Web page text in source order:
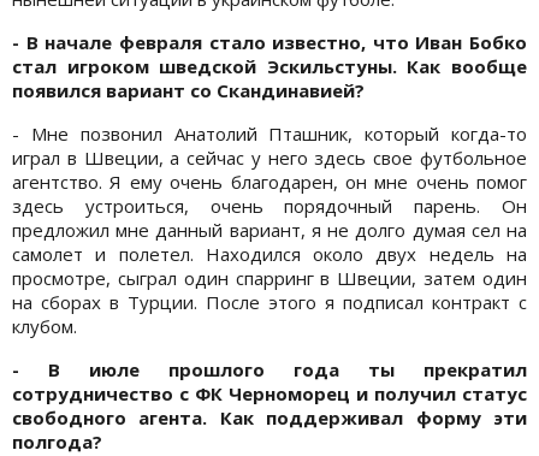
- В начале февраля стало известно, что Иван Бобко
стал игроком шведской Эскильстуны. Как вообще
появился вариант со Скандинавией?
- Мне позвонил Анатолий Пташник, который когда-то
играл в Швеции, а сейчас у него здесь свое футбольное
агентство. Я ему очень благодарен, он мне очень помог
здесь устроиться, очень порядочный парень. Он
предложил мне данный вариант, я не долго думая сел на
самолет и полетел. Находился около двух недель на
просмотре, сыграл один спарринг в Швеции, затем один
на сборах в Турции. После этого я подписал контракт с
клубом.
- В июле прошлого года ты прекратил
сотрудничество с ФК Черноморец и получил статус
свободного агента. Как поддерживал форму эти
полгода?